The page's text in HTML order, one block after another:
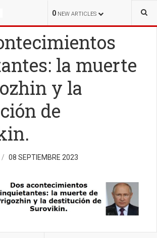
0 NEW ARTICLES
COLABORACIONES
la muerte
y la
de
08 SEPTIEMBRE 2023